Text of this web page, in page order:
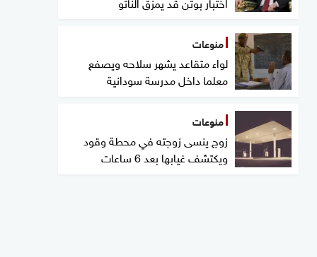
منوعات
لواء متقاعد يشهر سلاحه ويصفع
معلما داخل مدرسة سودانية
منوعات
زوج ينسى زوجته في محطة وقود
ويكتشف غيابها بعد 6 ساعات